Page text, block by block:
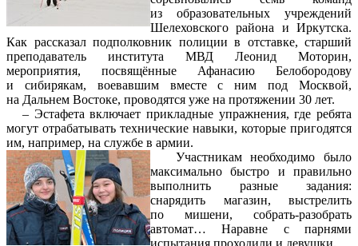
из образовательных учреждений
Шелеховского района и Иркутска.
Как рассказал подполковник полиции в отставке, старший
преподаватель института МВД Леонид Моторин,
мероприятия, посвящённые Афанасию Белобородову
и сибирякам, воевавшим вместе с ним под Москвой,
на Дальнем Востоке, проводятся уже на протяжении 30 лет.
– Эстафета включает прикладные упражнения, где ребята
могут отрабатывать технические навыки, которые пригодятся
им, например, на службе в армии.
Участникам необходимо было
максимально быстро и правильно
выполнить разные задания:
снарядить магазин, выстрелить
по мишени, собрать-разобрать
автомат… Наравне с парнями
испытания проходили и девушки.